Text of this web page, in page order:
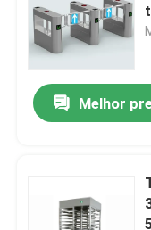
Melhor